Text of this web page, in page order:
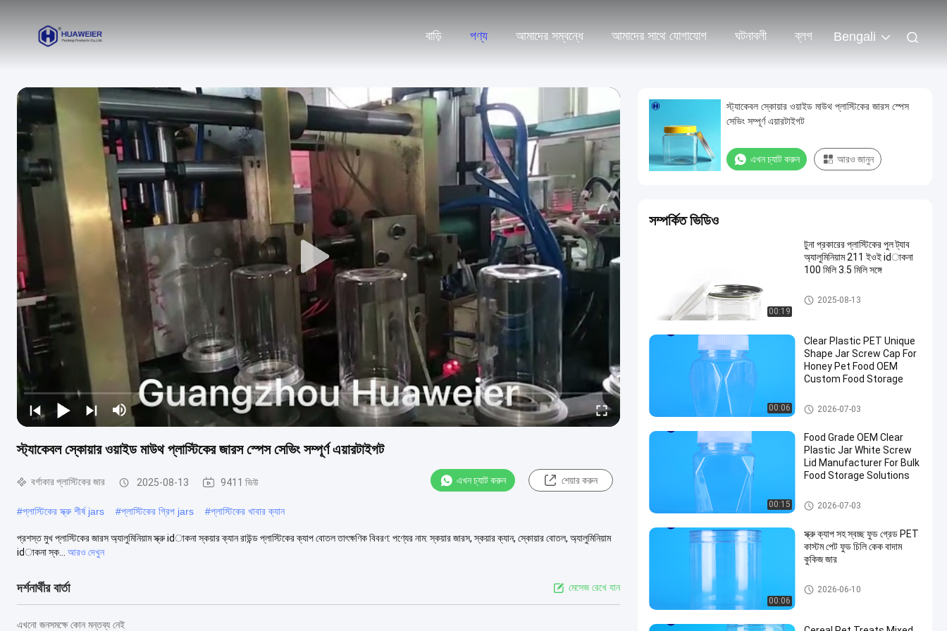
বাড়ি পণ্য আমাদের সম্বন্ধে আমাদের সাথে যোগাযোগ ঘটনাবলী ব্লগ Bengali
স্ট্যাকেবল স্কোয়ার ওয়াইড মাউথ প্লাস্টিকের জারস স্পেস সেভিং সম্পূর্ণ এয়ারটাইগট
বর্গাকার প্লাস্টিকের জার 2025-08-13 9411 ভিউ এখন চ্যাট করুন শেয়ার করুন
#প্লাস্টিকের স্ক্রু শীর্ষ jars #প্লাস্টিকের গ্রিপ jars #প্লাস্টিকের খাবার ক্যান
প্রশস্ত মুখ প্লাস্টিকের জারস অ্যালুমিনিয়াম স্ক্রু idাকনা স্কয়ার ক্যান রাউন্ড প্লাস্টিকের ক্যাপ বোতল তাৎক্ষণিক বিবরণ: পণ্যের নাম: স্কয়ার জারস, স্কয়ার ক্যান, স্কোয়ার বোতল, অ্যালুমিনিয়াম
idাকনা স্ক...
আরও দেখুন
দর্শনার্থীর বার্তা মেসেজ রেখে যান
এখনো জনসমক্ষে কোন মন্তব্য নেই
স্ট্যাকেবল স্কোয়ার ওয়াইড মাউথ প্লাস্টিকের জারস স্পেস
সেভিং সম্পূর্ণ এয়ারটাইগট
এখন চ্যাট করুন আরও জানুন
সম্পর্কিত ভিডিও
00:19
টুনা প্রকারের প্লাস্টিকের পুল ট্যাব
অ্যালুমিনিয়াম 211 ইওই idাকনা
100 মিলি 3.5 মিলি সঙ্গে
PET পারেন
2025-08-13
00:06
Clear Plastic PET Unique
Shape Jar Screw Cap For
Honey Pet Food OEM
Custom Food Storage
প্লাস্টিকের প্যাকেজিং জার
2026-07-03
00:15
Food Grade OEM Clear
Plastic Jar White Screw
Lid Manufacturer For Bulk
Food Storage Solutions
প্লাস্টিকের প্যাকেজিং জার
2026-07-03
00:06
স্ক্রু ক্যাপ সহ স্বচ্ছ ফুড গ্রেড PET
কাস্টম পেট ফুড চিলি কেক বাদাম
কুকিজ জার
প্লাস্টিকের প্যাকেজিং জার
2026-06-10